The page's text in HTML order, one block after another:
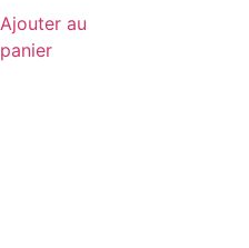
Ajouter au
panier